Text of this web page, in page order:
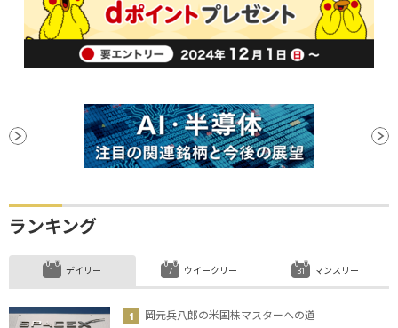
ランキング
デイリー
岡元兵八郎の米国株マスターへの道
ウイークリー マンスリー